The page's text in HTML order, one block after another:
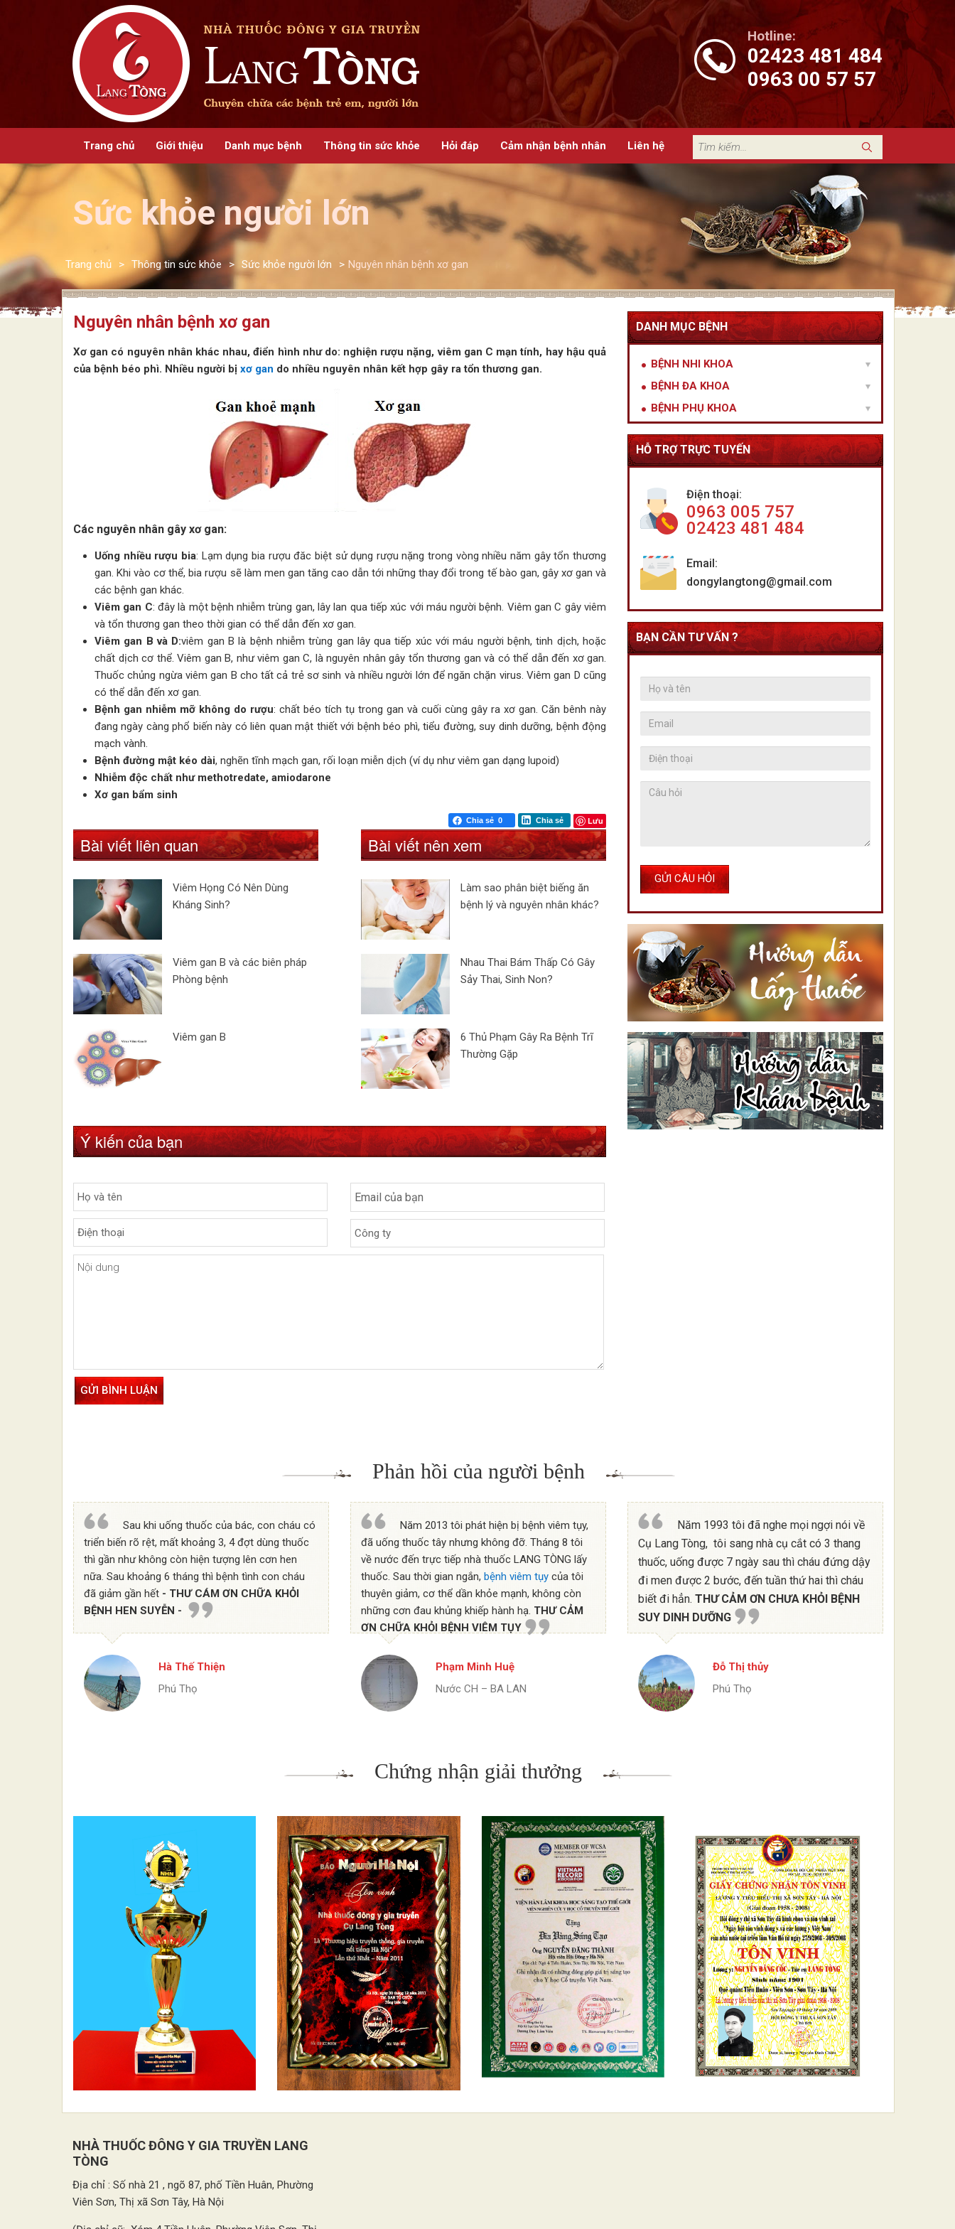
Hotline:
02423 481 484
0963 00 57 57
Trang chủ Giới thiệu Danh mục bệnh Thông tin sức khỏe Hỏi đáp Cảm nhận bệnh nhân Liên hệ
Sức khỏe người lớn
Trang chủ > Thông tin sức khỏe > Sức khỏe người lớn > Nguyên nhân bệnh xơ gan
Nguyên nhân bệnh xơ gan
Xơ gan có nguyên nhân khác nhau, điển hình như do: nghiện rượu nặng, viêm gan C mạn tính, hay hậu quả
của bệnh béo phì. Nhiều người bị xơ gan do nhiều nguyên nhân kết hợp gây ra tổn thương gan.
Các nguyên nhân gây xơ gan:
Uống nhiều rượu bia: Lạm dụng bia rượu đăc biệt sử dụng rượu nặng trong vòng nhiều năm gây tổn thương
gan. Khi vào cơ thể, bia rượu sẽ làm men gan tăng cao dẫn tới những thay đổi trong tế bào gan, gây xơ gan và
các bệnh gan khác.
Viêm gan C: đây là một bệnh nhiễm trùng gan, lây lan qua tiếp xúc với máu người bệnh. Viêm gan C gây viêm
và tổn thương gan theo thời gian có thể dẫn đến xơ gan.
Viêm gan B và D:viêm gan B là bệnh nhiễm trùng gan lây qua tiếp xúc với máu người bệnh, tinh dịch, hoặc
chất dịch cơ thể. Viêm gan B, như viêm gan C, là nguyên nhân gây tổn thương gan và có thể dẫn đến xơ gan.
Thuốc chủng ngừa viêm gan B cho tất cả trẻ sơ sinh và nhiều người lớn để ngăn chặn virus. Viêm gan D cũng
có thể dẫn đến xơ gan.
Bệnh gan nhiễm mỡ không do rượu: chất béo tích tụ trong gan và cuối cùng gây ra xơ gan. Căn bênh này
đang ngày càng phổ biến này có liên quan mật thiết với bệnh béo phì, tiểu đường, suy dinh dưỡng, bệnh động
mạch vành.
Bệnh đường mật kéo dài, nghẽn tĩnh mạch gan, rối loạn miễn dịch (ví dụ như viêm gan dạng lupoid)
Nhiễm độc chất như methotredate, amiodarone
Xơ gan bẩm sinh
Chia sẻ 0 Chia sẻ Lưu
Bài viết liên quan
Viêm Họng Có Nên Dùng
Kháng Sinh?
Viêm gan B và các biên pháp
Phòng bệnh
Viêm gan B
Bài viết nên xem
Làm sao phân biệt biếng ăn
bệnh lý và nguyên nhân khác?
Nhau Thai Bám Thấp Có Gây
Sảy Thai, Sinh Non?
6 Thủ Phạm Gây Ra Bệnh Trĩ
Thường Gặp
Ý kiến của bạn
DANH MỤC BỆNH
BỆNH NHI KHOA
BỆNH ĐA KHOA
BỆNH PHỤ KHOA
HỖ TRỢ TRỰC TUYẾN
Điện thoại:
0963 005 757
02423 481 484
Email:
dongylangtong@gmail.com
BẠN CẦN TƯ VẤN ?
Phản hồi của người bệnh
Sau khi uống thuốc của bác, con cháu có
triển biến rõ rệt, mất khoảng 3, 4 đợt dùng thuốc
thì gần như không còn hiện tượng lên cơn hen
nữa. Sau khoảng 6 tháng thì bệnh tình con cháu
đã giảm gần hết - THƯ CÁM ƠN CHỮA KHỎI
BỆNH HEN SUYỄN -
Hà Thế Thiện
Phú Thọ
Năm 2013 tôi phát hiện bị bệnh viêm tụy,
đã uống thuốc tây nhưng không đỡ. Tháng 8 tôi
về nước đến trực tiếp nhà thuốc LANG TÒNG lấy
thuốc. Sau thời gian ngắn, bệnh viêm tụy của tôi
thuyên giảm, cơ thể dần khỏe mạnh, không còn
những cơn đau khủng khiếp hành hạ. THƯ CẢM
ƠN CHỮA KHỎI BỆNH VIÊM TỤY
Phạm Minh Huệ
Nước CH – BA LAN
Năm 1993 tôi đã nghe mọi ngợi nói về
Cụ Lang Tòng, tôi sang nhà cụ cắt có 3 thang
thuốc, uống được 7 ngày sau thì cháu đứng dậy
đi men được 2 bước, đến tuần thứ hai thì cháu
biết đi hẳn. THƯ CẢM ƠN CHƯA KHỎI BỆNH
SUY DINH DƯỠNG
Đỗ Thị thủy
Phú Thọ
Chứng nhận giải thưởng
NHÀ THUỐC ĐÔNG Y GIA TRUYỀN LANG
TÒNG
Địa chỉ : Số nhà 21 , ngõ 87, phố Tiền Huân, Phường
Viên Sơn, Thị xã Sơn Tây, Hà Nội